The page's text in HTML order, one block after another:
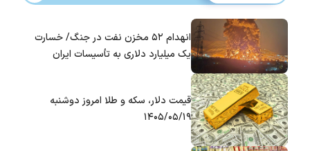
انهدام ۵۲ مخزن نفت در جنگ/ خسارت
یک میلیارد دلاری به تأسیسات ایران
قیمت دلار، سکه و طلا امروز دوشنبه
۱۴۰۵/۰۵/۱۹